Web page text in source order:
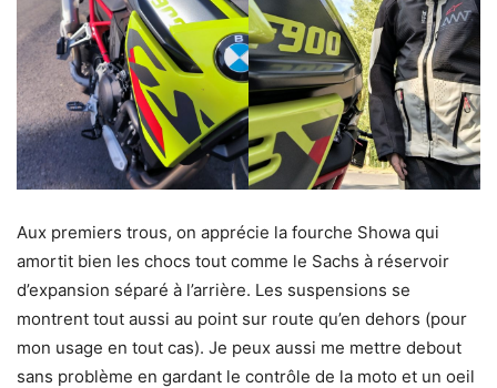
Aux premiers trous, on apprécie la fourche Showa qui
amortit bien les chocs tout comme le Sachs à réservoir
d’expansion séparé à l’arrière. Les suspensions se
montrent tout aussi au point sur route qu’en dehors (pour
mon usage en tout cas). Je peux aussi me mettre debout
sans problème en gardant le contrôle de la moto et un oeil